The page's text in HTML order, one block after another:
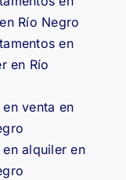
Río Negro
en
en Río
en venta en
en alquiler en